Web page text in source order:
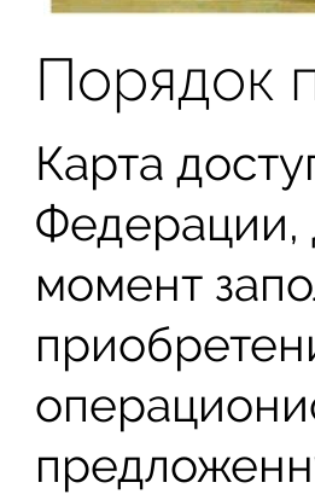
Порядок
Карта
Федерации,
момент